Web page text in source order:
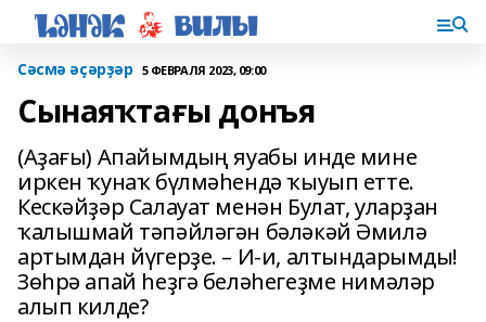
Сәсмә әҫәрҙәр 5 ФЕВРАЛЯ 2023, 09:00
Сынаяҡтағы донъя
(Аҙағы) Апайымдың яуабы инде мине
иркен ҡунаҡ бүлмәһендә ҡыуып етте.
Кескәйҙәр Салауат менән Булат, уларҙан
ҡалышмай тәпәйләгән бәләкәй Әмилә
артымдан йүгерҙе. – И-и, алтындарымды!
Зөһрә апай һеҙгә беләһегеҙме нимәләр
алып килде?